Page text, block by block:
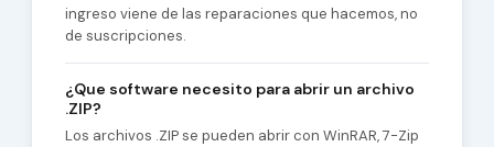
ingreso viene de las reparaciones que hacemos, no
de suscripciones.
¿Que software necesito para abrir un archivo
.ZIP?
Los archivos .ZIP se pueden abrir con WinRAR, 7-Zip